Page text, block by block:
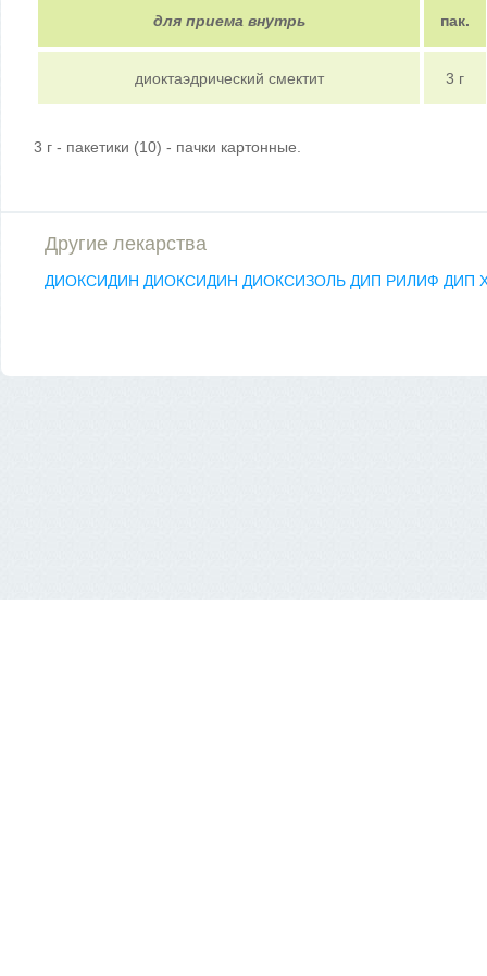
для приема внутрь
пак.
диоктаэдрический смектит 3 г
3 г - пакетики (10) - пачки картонные.
Другие лекарства
ДИОКСИДИН ДИОКСИДИН ДИОКСИЗОЛЬ ДИП РИЛИФ ДИП